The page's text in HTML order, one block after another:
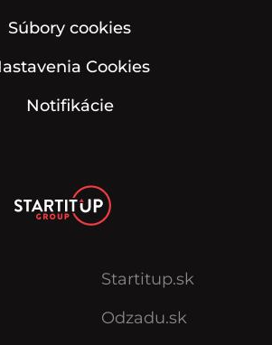
Súbory cookies
Cookies
Notifikácie
Startitup.sk
Odzadu.sk